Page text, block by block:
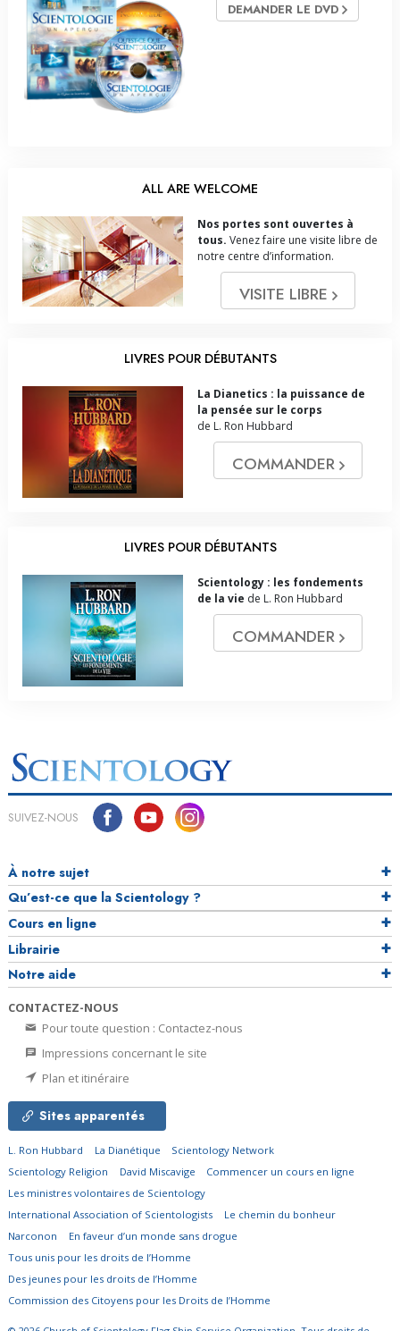
DEMANDER LE DVD
ALL ARE WELCOME
Nos portes sont ouvertes à
tous. Venez faire une visite libre de
notre centre d’information.
VISITE LIBRE
LIVRES POUR DÉBUTANTS
La Dianetics : la puissance de
la pensée sur le corps
de L. Ron Hubbard
COMMANDER
LIVRES POUR DÉBUTANTS
Scientology : les fondements
de la vie de L. Ron Hubbard
COMMANDER
SUIVEZ-NOUS
À notre sujet
Qu’est-ce que la Scientology ?
Cours en ligne
Librairie
Notre aide
CONTACTEZ-NOUS
Pour toute question : Contactez-nous
Impressions concernant le site
Plan et itinéraire
Sites apparentés
L. Ron Hubbard La Dianétique
Scientology Network
Scientology Religion
David Miscavige
Commencer un cours en ligne
Les ministres volontaires de Scientology
International Association of Scientologists
Le chemin du bonheur
Narconon
En faveur d’un monde sans drogue
Tous unis pour les droits de l’Homme
Des jeunes pour les droits de l’Homme
Commission des Citoyens pour les Droits de l’Homme